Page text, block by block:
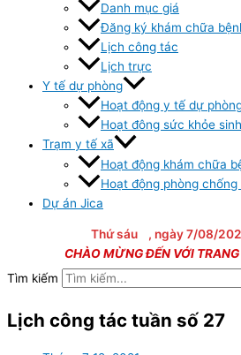
Danh mục giá
Đăng ký khám chữa
Lịch công tác
Lịch trực
Y tế dự phòng
Hoạt động y tế dự
Hoạt đông sức khỏe
Trạm y tế xã
Hoạt động khám chữa
Hoạt động phòng chống
Dự án Jica
Thứ sáu , ngày 7/08/
CHÀO MỪNG ĐẾN VỚI TRANG
Tìm kiếm
Lịch công tác tuần số 27